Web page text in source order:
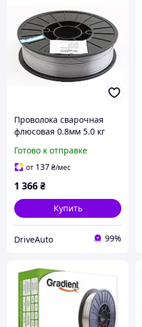
Проволока сварочная
флюсовая 0.8мм 5.0 кг
катушкой)
Готово к отправке
от 137₴/мес
1 366₴
Купить
DriveAuto 99%